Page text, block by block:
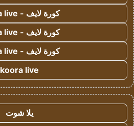
كورة لايف - koora live
كورة لايف - koora live
كورة لايف - koora live
koora live
يلا شوت